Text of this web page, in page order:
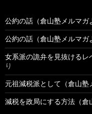
公約の話（倉山塾メルマガ
公約の話（倉山塾メルマガ
女系派の詭弁を見抜けるレ
り
元祖減税派として（倉山塾
減税を政局にする方法（倉